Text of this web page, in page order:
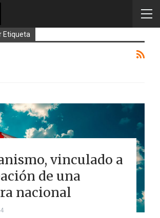
Etiqueta
vinculado a
de una
nacional